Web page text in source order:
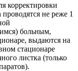
корректировки
не реже 1
больным,
выдаются на
стационаре
листка (только